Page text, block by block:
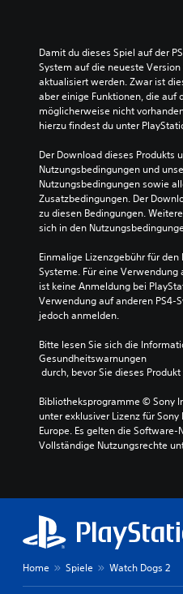
Damit du dieses Spiel auf der
System auf die neueste
aktualisiert werden. Zwar ist
aber einige Funktionen, die auf
möglicherweise nicht
hierzu findest du unter
Der Download dieses Produkts
Nutzungsbedingungen und
Nutzungsbedingungen sowie
Zusatzbedingungen. Der
zu diesen Bedingungen.
sich in den
Einmalige Lizenzgebühr für
Systeme. Für eine
ist keine Anmeldung bei
Verwendung auf anderen PS4-
jedoch anmelden.
Bitte lesen Sie sich die
Gesundheitswarnungen
durch, bevor Sie dieses
Bibliotheksprogramme © Sony
unter exklusiver Lizenz für
Europe. Es gelten die
Vollständige Nutzungsrechte
Home Spiele Watch Dogs 2